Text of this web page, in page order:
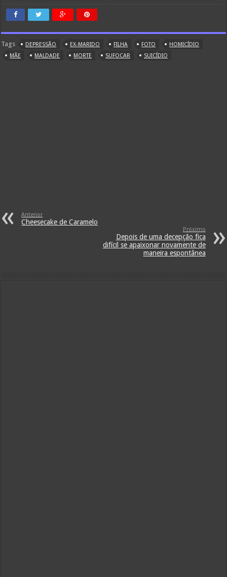
Tags DEPRESSÃO EX-MARIDO FILHA FOTO
HOMICÍDIO
MÃE
MALDADE MORTE SUFOCAR SUICÍDIO
Anterior
Cheesecake de Caramelo
Próximo
Depois de uma decepção fica
difícil se apaixonar novamente de
maneira espontânea